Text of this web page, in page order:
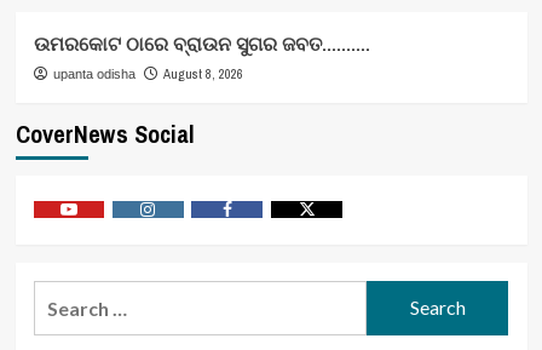
ଉମରକୋଟ ଠାରେ ବ୍ରାଉନ ସୁଗର ଜବତ……….
upanta odisha August 8, 2026
CoverNews Social